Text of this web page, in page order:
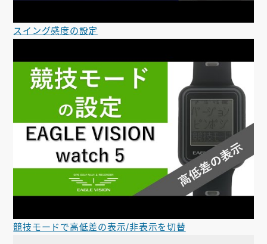
スイング感度の設定
競技モードで高低差の表示/非表示を切替